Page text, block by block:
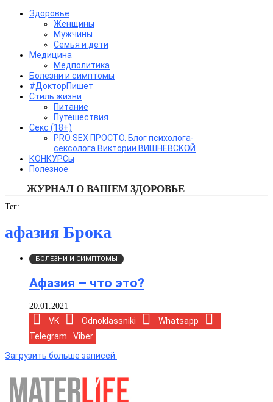
Здоровье
Женщины
Мужчины
Семья и дети
Медицина
Медполитика
Болезни и симптомы
#ДокторПишет
Стиль жизни
Питание
Путешествия
Секс (18+)
PRO SEX ПРОСТО. Блог психолога-
сексолога Виктории ВИШНЕВСКОЙ
КОНКУРСы
Полезное
ЖУРНАЛ О ВАШЕМ ЗДОРОВЬЕ
Тег:
афазия Брока
БОЛЕЗНИ И СИМПТОМЫ
Афазия – что это?
20.01.2021
VK Odnoklassniki
Whatsapp
Telegram
Viber
Загрузить больше записей